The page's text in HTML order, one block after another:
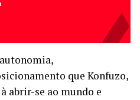
que Konfuzo,
abrir-se ao mundo e